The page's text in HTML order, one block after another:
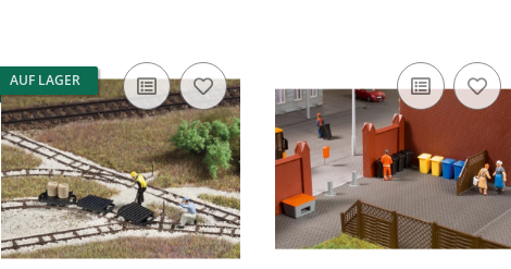
AUF LAGER